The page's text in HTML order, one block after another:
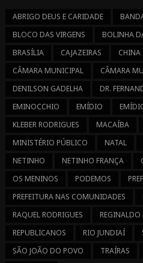
ABRIGO DEUS E CARIDADE
BLOCO DAS VIRGENS
BOLINHA
BRASÍLIA
CAJAZEIRAS CHINA
CÂMARA MUNICIPAL
CÂMARA
DENILSON GADELHA
DR.
EMINOCCHIO
EMÍDIO
KLEBER RODRIGUES
MACAÍBA
MINISTÉRIO PÚBLICO
NATAL
NETINHO
NETINHO FRANÇA
OS MENINOS
PODEMOS
PREFEITURA NAS COMUNIDADES
RAQUEL RODRIGUES
REPUBLICANOS
RIO JUNDIAÍ
SÃO JOÃO DO POVO
TRAÍRAS